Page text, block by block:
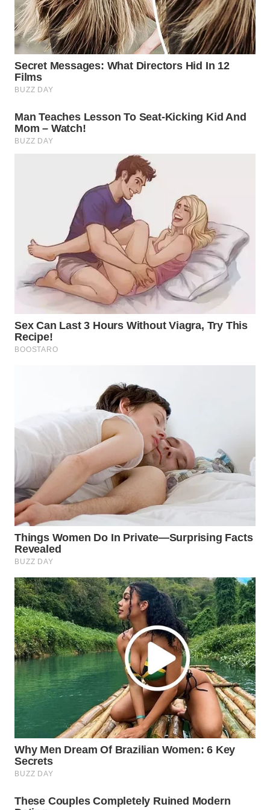
Wahana
Media
Group
WAHANA
NEWS
WAHANA
TANI
INFRASTRUKTUR
WAHANA
KONSUMEN
LISTRIK
WAHANA
WAHANANEWS
WAHANANEWS
WAHANANEWS
NET
SPORT
WAHANA
UMKM
WAHANA
SELEB
WAHANA
WAHANA
OTOMOTIF
HEALTH